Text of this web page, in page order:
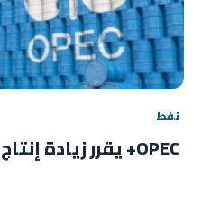
نفط
OPEC+ يقرر زيادة إنتاج النفط